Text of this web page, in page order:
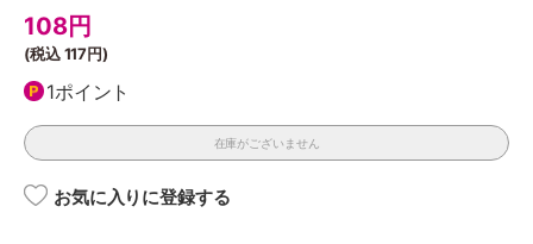
108円
(税込117円)
1ポイント
在庫がございません
お気に入りに登録する